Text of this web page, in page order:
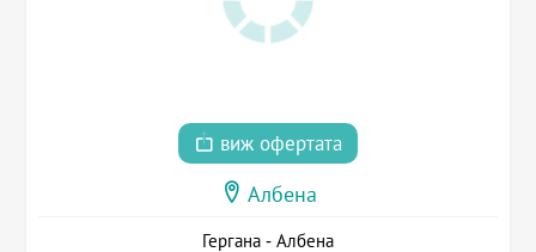
виж офертата
Албена
Гергана - Албена